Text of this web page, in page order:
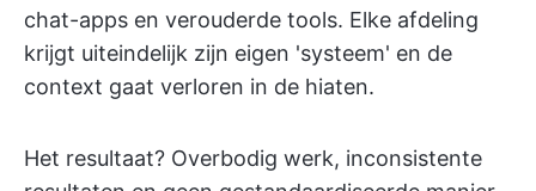
chat-apps en verouderde tools. Elke afdeling
krijgt uiteindelijk zijn eigen 'systeem' en de
context gaat verloren in de hiaten.
Het resultaat? Overbodig werk, inconsistente